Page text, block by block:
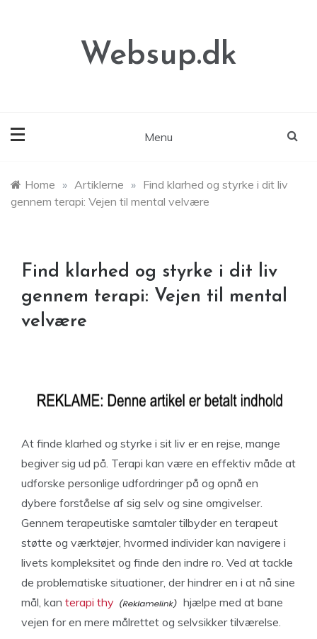
Websup.dk
Menu
Home » Artiklerne » Find klarhed og styrke i dit liv
gennem terapi: Vejen til mental velvære
Find klarhed og styrke i dit liv
gennem terapi: Vejen til mental
velvære
At finde klarhed og styrke i sit liv er en rejse, mange
begiver sig ud på. Terapi kan være en effektiv måde at
udforske personlige udfordringer på og opnå en
dybere forståelse af sig selv og sine omgivelser.
Gennem terapeutiske samtaler tilbyder en terapeut
støtte og værktøjer, hvormed individer kan navigere i
livets kompleksitet og finde den indre ro. Ved at tackle
de problematiske situationer, der hindrer en i at nå sine
mål, kan terapi thy
hjælpe med at bane
vejen for en mere målrettet og selvsikker tilværelse.